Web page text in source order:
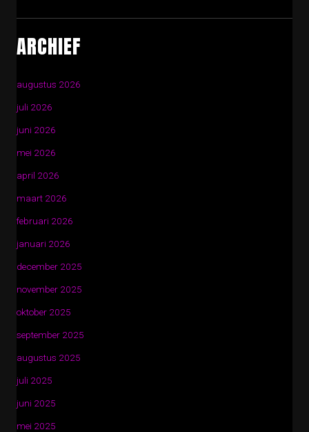
ARCHIEF
augustus 2026
juli 2026
juni 2026
mei 2026
april 2026
maart 2026
februari 2026
januari 2026
december 2025
november 2025
oktober 2025
september 2025
augustus 2025
juli 2025
juni 2025
mei 2025